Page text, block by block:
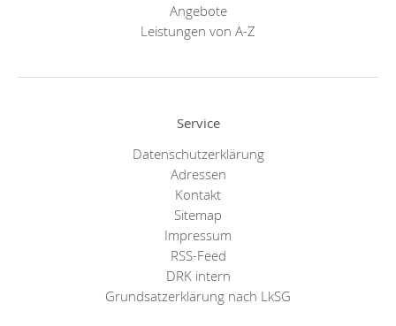
Angebote
Leistungen von A-Z
Service
Datenschutzerklärung
Adressen
Kontakt
Sitemap
Impressum
RSS-Feed
DRK intern
Grundsatzerklärung nach LkSG